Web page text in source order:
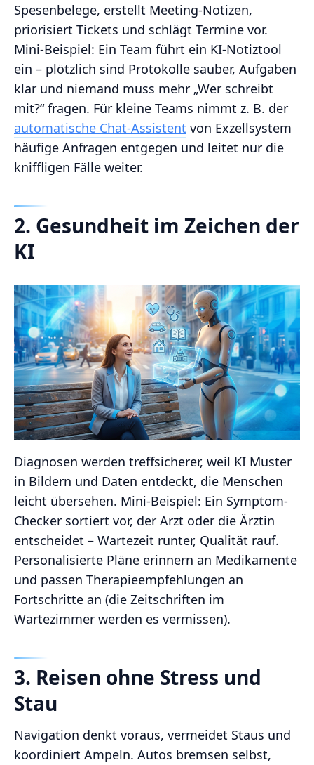
Spesenbelege, erstellt Meeting-Notizen,
priorisiert Tickets und schlägt Termine vor.
Mini-Beispiel: Ein Team führt ein KI-Notiztool
ein – plötzlich sind Protokolle sauber, Aufgaben
klar und niemand muss mehr „Wer schreibt
mit?“ fragen. Für kleine Teams nimmt z. B. der
automatische Chat-Assistent von Exzellsystem
häufige Anfragen entgegen und leitet nur die
kniffligen Fälle weiter.
2. Gesundheit im Zeichen der
KI
Diagnosen werden treffsicherer, weil KI Muster
in Bildern und Daten entdeckt, die Menschen
leicht übersehen. Mini-Beispiel: Ein Symptom-
Checker sortiert vor, der Arzt oder die Ärztin
entscheidet – Wartezeit runter, Qualität rauf.
Personalisierte Pläne erinnern an Medikamente
und passen Therapieempfehlungen an
Fortschritte an (die Zeitschriften im
Wartezimmer werden es vermissen).
3. Reisen ohne Stress und
Stau
Navigation denkt voraus, vermeidet Staus und
koordiniert Ampeln. Autos bremsen selbst,